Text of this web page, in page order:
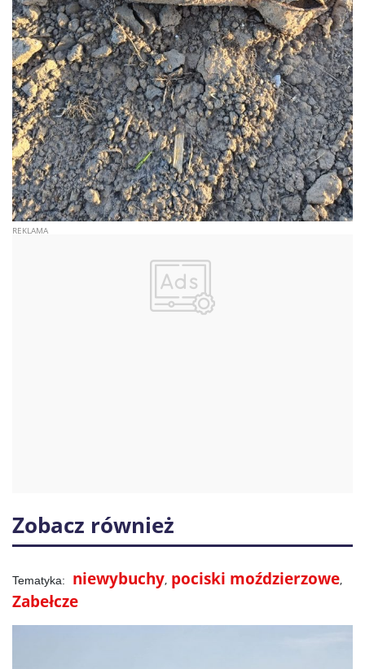
Zobacz również
niewybuchy pociski moździerzowe
Zabełcze